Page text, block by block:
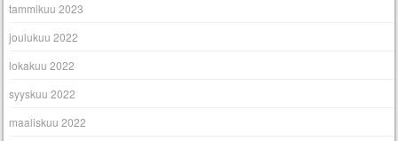
tammikuu 2023
joulukuu 2022
lokakuu 2022
syyskuu 2022
maaliskuu 2022